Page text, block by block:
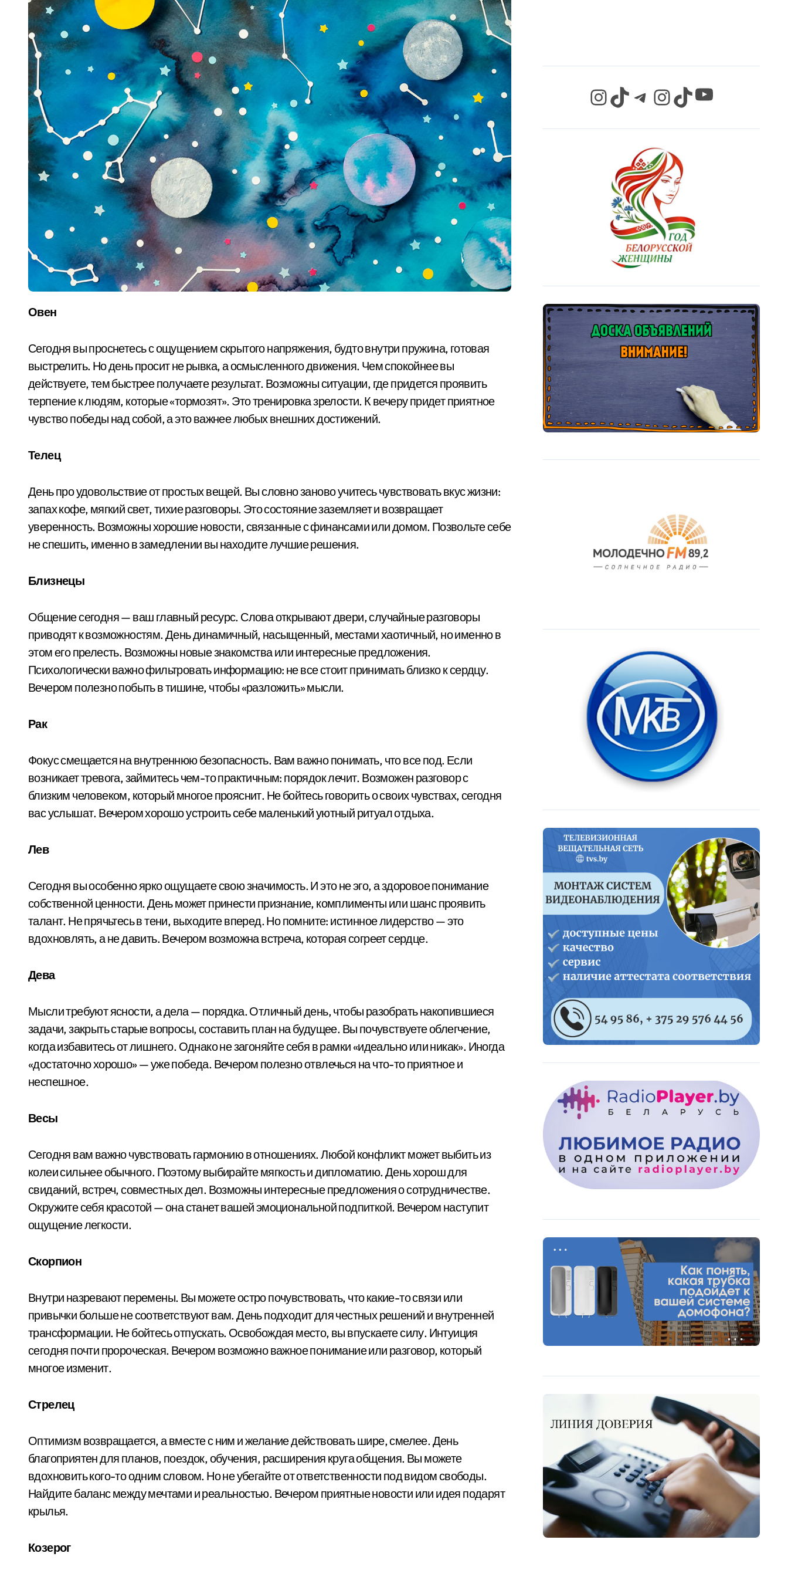
Овен
Сегодня вы проснетесь с ощущением скрытого напряжения, будто внутри пружина, готовая
выстрелить. Но день просит не рывка, а осмысленного движения. Чем спокойнее вы
действуете, тем быстрее получаете результат. Возможны ситуации, где придется проявить
терпение к людям, которые «тормозят». Это тренировка зрелости. К вечеру придет приятное
чувство победы над собой, а это важнее любых внешних достижений.
Телец
День про удовольствие от простых вещей. Вы словно заново учитесь чувствовать вкус жизни:
запах кофе, мягкий свет, тихие разговоры. Это состояние заземляет и возвращает
уверенность. Возможны хорошие новости, связанные с финансами или домом. Позвольте себе
не спешить, именно в замедлении вы находите лучшие решения.
Близнецы
Общение сегодня — ваш главный ресурс. Слова открывают двери, случайные разговоры
приводят к возможностям. День динамичный, насыщенный, местами хаотичный, но именно в
этом его прелесть. Возможны новые знакомства или интересные предложения.
Психологически важно фильтровать информацию: не все стоит принимать близко к сердцу.
Вечером полезно побыть в тишине, чтобы «разложить» мысли.
Рак
Фокус смещается на внутреннюю безопасность. Вам важно понимать, что все под. Если
возникает тревога, займитесь чем-то практичным: порядок лечит. Возможен разговор с
близким человеком, который многое прояснит. Не бойтесь говорить о своих чувствах, сегодня
вас услышат. Вечером хорошо устроить себе маленький уютный ритуал отдыха.
Лев
Сегодня вы особенно ярко ощущаете свою значимость. И это не эго, а здоровое понимание
собственной ценности. День может принести признание, комплименты или шанс проявить
талант. Не прячьтесь в тени, выходите вперед. Но помните: истинное лидерство — это
вдохновлять, а не давить. Вечером возможна встреча, которая согреет сердце.
Дева
Мысли требуют ясности, а дела — порядка. Отличный день, чтобы разобрать накопившиеся
задачи, закрыть старые вопросы, составить план на будущее. Вы почувствуете облегчение,
когда избавитесь от лишнего. Однако не загоняйте себя в рамки «идеально или никак». Иногда
«достаточно хорошо» — уже победа. Вечером полезно отвлечься на что-то приятное и
неспешное.
Весы
Сегодня вам важно чувствовать гармонию в отношениях. Любой конфликт может выбить из
колеи сильнее обычного. Поэтому выбирайте мягкость и дипломатию. День хорош для
свиданий, встреч, совместных дел. Возможны интересные предложения о сотрудничестве.
Окружите себя красотой — она станет вашей эмоциональной подпиткой. Вечером наступит
ощущение легкости.
Скорпион
Внутри назревают перемены. Вы можете остро почувствовать, что какие-то связи или
привычки больше не соответствуют вам. День подходит для честных решений и внутренней
трансформации. Не бойтесь отпускать. Освобождая место, вы впускаете силу. Интуиция
сегодня почти пророческая. Вечером возможно важное понимание или разговор, который
многое изменит.
Стрелец
Оптимизм возвращается, а вместе с ним и желание действовать шире, смелее. День
благоприятен для планов, поездок, обучения, расширения круга общения. Вы можете
вдохновить кого-то одним словом. Но не убегайте от ответственности под видом свободы.
Найдите баланс между мечтами и реальностью. Вечером приятные новости или идея подарят
крылья.
Козерог
InstagramTikTok Telegram InstagramTikTok YouTube